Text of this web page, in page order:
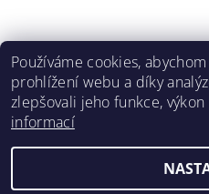
Používáme cookies,
prohlížení webu a díky
zlepšovali jeho funkce,
informací